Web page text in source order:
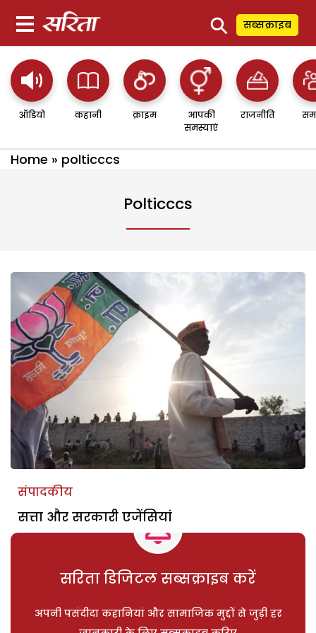
⚲ सब्सक्राइब
ऑडियो कहानी क्राइम
आपकी
समस्याएं
राजनीति
Home » polticccs
Polticccs
संपादकीय
सत्ता और सरकारी एजेंसियां
सरिता डिजिटल सब्सक्राइब करें
अपनी पसंदीदा कहानियां और सामाजिक मुद्दों से जुड़ी हर